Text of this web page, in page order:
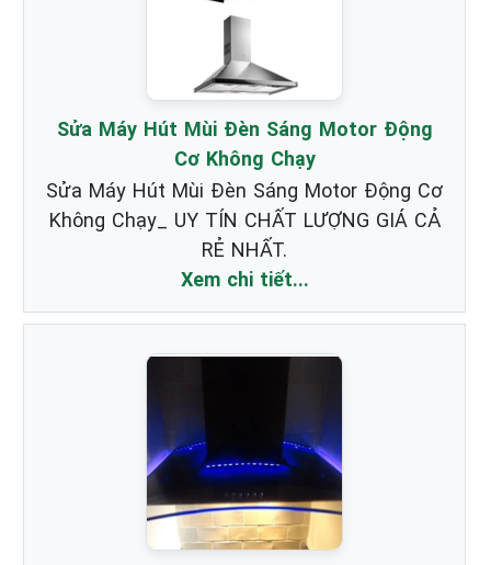
Sửa Máy Hút Mùi Đèn Sáng Motor Động
Cơ Không Chạy
Sửa Máy Hút Mùi Đèn Sáng Motor Động Cơ
Không Chạy_ UY TÍN CHẤT LƯỢNG GIÁ CẢ
RẺ NHẤT.
Xem chi tiết...